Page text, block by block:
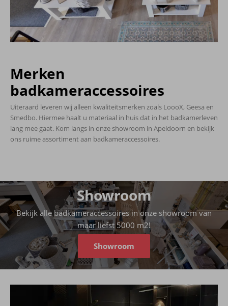
Merken
badkameraccessoires
Uiteraard leveren wij alleen kwaliteitsmerken zoals LoooX, Geesa en
Smedbo. Hiermee haalt u materiaal in huis dat in het badkamerleven
lang mee gaat. Kom langs in onze showroom in Apeldoorn en bekijk
ons ruime assortiment aan badkameraccessoires.
Showroom
Bekijk alle badkameraccessoires in onze showroom van
maar liefst 5000 m2!
Showroom